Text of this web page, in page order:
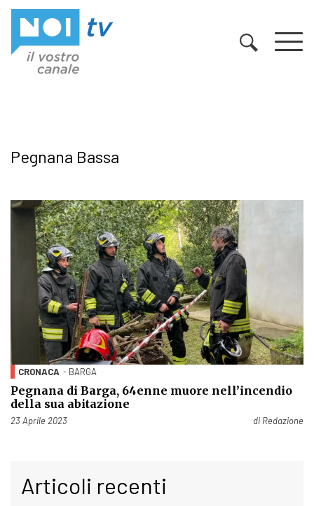
Pegnana Bassa
CRONACA - BARGA
Pegnana di Barga, 64enne muore nell’incendio
della sua abitazione
Pubblicato il
23 Aprile 2023 di Redazione
Articoli recenti